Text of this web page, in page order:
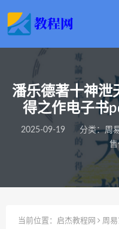
潘乐德著十神泄
得之作电子书
2025-09-19 分类：周
当前位置： 启杰教程网 周